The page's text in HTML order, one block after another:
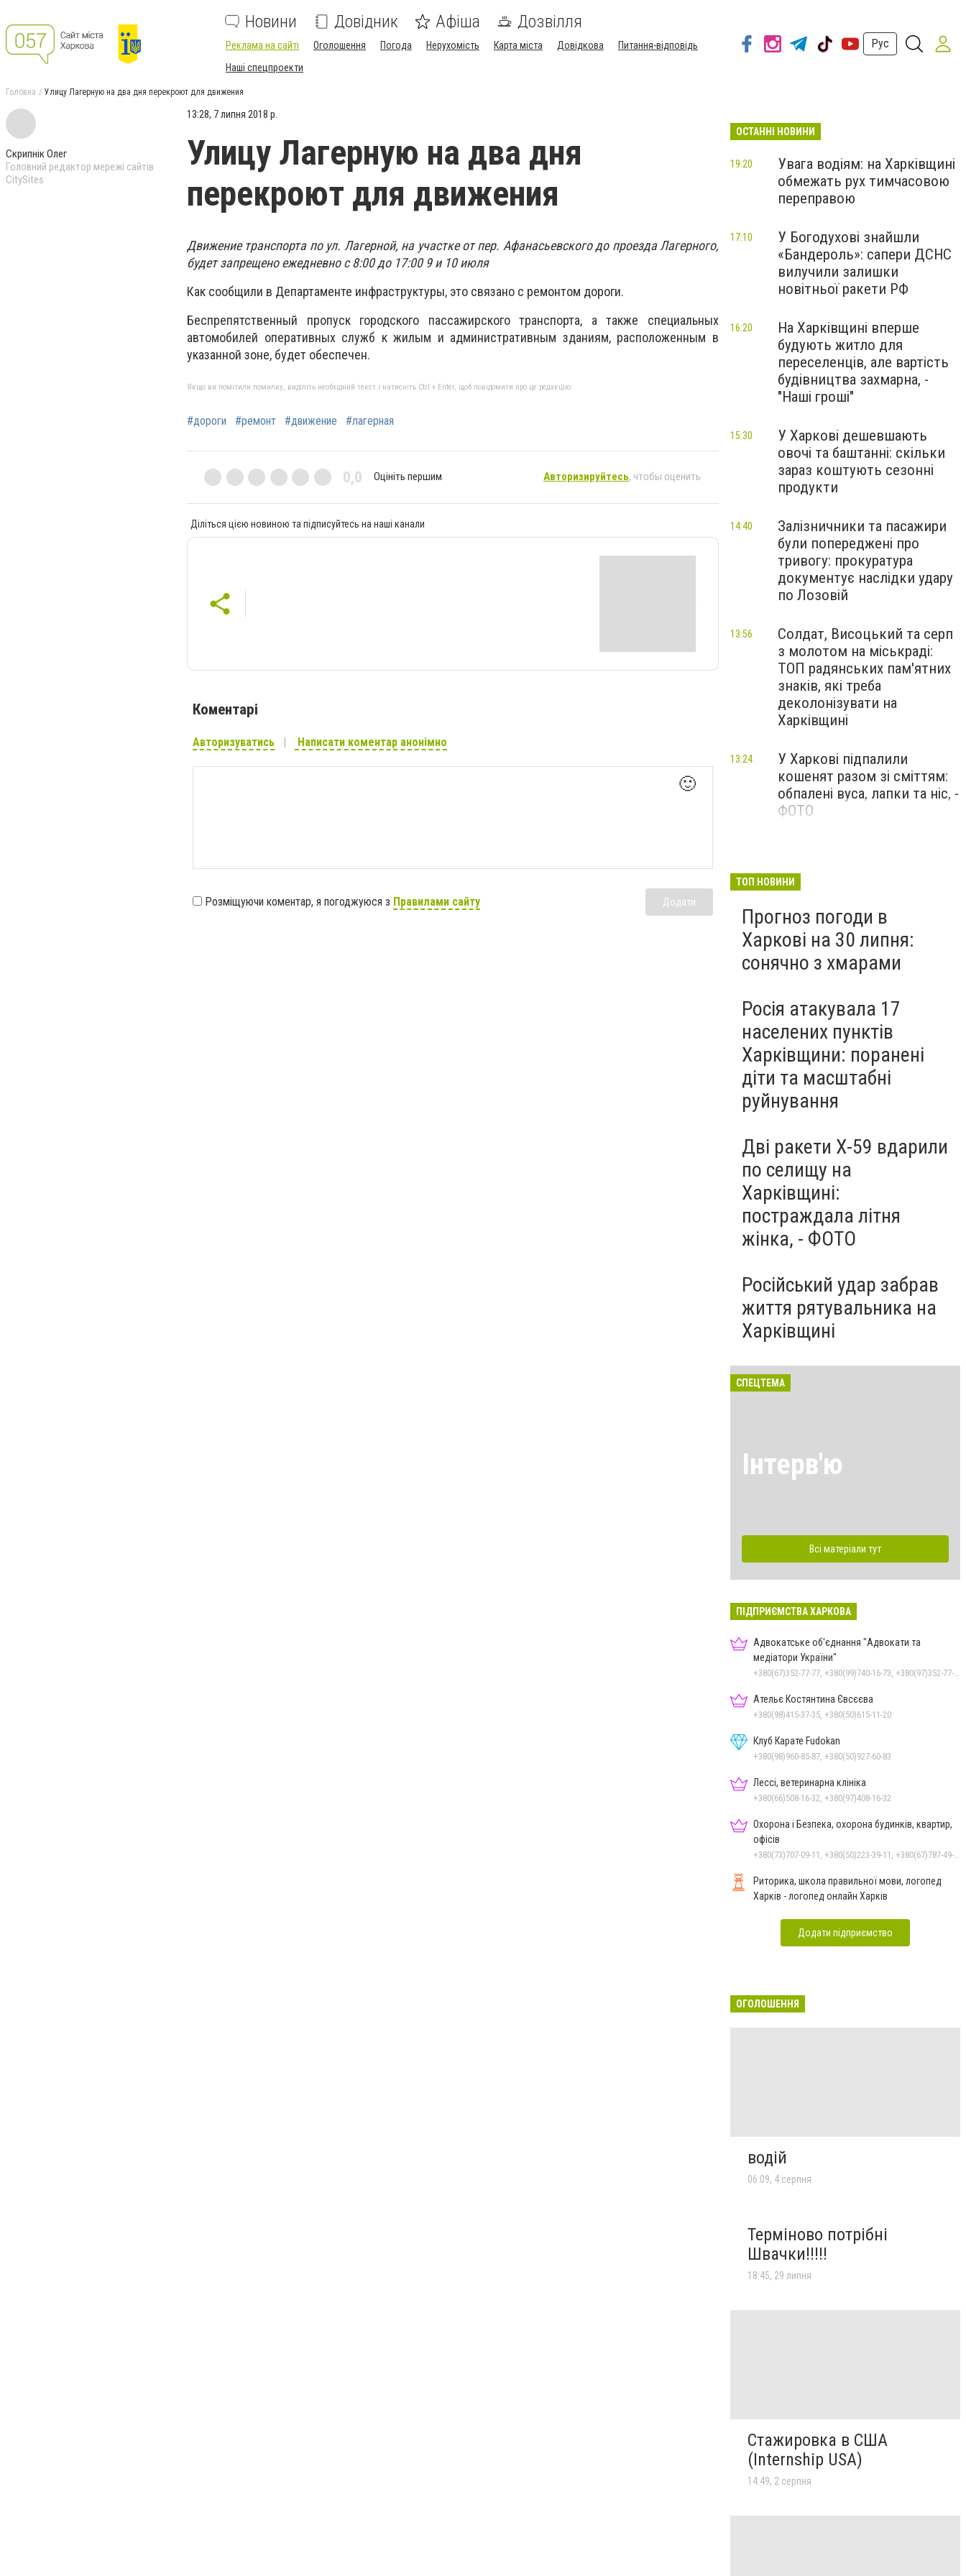
Новини Довідник Афіша Дозвілля
Реклама на сайті Оголошення Погода Нерухомість Карта міста Довідкова
Питання-відповідь
Наші спецпроекти
Рус
Головна Улицу Лагерную на два дня перекроют для движения
Скрипнік Олег
Головний редактор мережі сайтів
CitySites
13:28, 7 липня 2018 р.
Улицу Лагерную на два дня
перекроют для движения
Движение транспорта по ул. Лагерной, на участке от пер. Афанасьевского до проезда Лагерного,
будет запрещено ежедневно с 8:00 до 17:00 9 и 10 июля
Как сообщили в Департаменте инфраструктуры, это связано с ремонтом дороги.
Беспрепятственный пропуск городского пассажирского транспорта, а также специальных
автомобилей оперативных служб к жилым и административным зданиям, расположенным в
указанной зоне, будет обеспечен.
Якщо ви помітили помилку, виділіть необхідний текст і натисніть Ctrl + Enter, щоб повідомити про це редакцію
#дороги #ремонт #движение #лагерная
0,0 Оцініть першим Авторизируйтесь, чтобы оценить
Діліться цією новиною та підписуйтесь на наші канали
Коментарі
Авторизуватись Написати коментар анонімно
🙂
Розміщуючи коментар, я погоджуюся з Правилами сайту Додати
ОСТАННІ НОВИНИ
Увага водіям: на Харківщині
обмежать рух тимчасовою
переправою
19:20
У Богодухові знайшли
«Бандероль»: сапери ДСНС
вилучили залишки
новітньої ракети РФ
17:10
На Харківщині вперше
будують житло для
переселенців, але вартість
будівництва захмарна, -
"Наші гроші"
16:20
У Харкові дешевшають
овочі та баштанні: скільки
зараз коштують сезонні
продукти
15:30
Залізничники та пасажири
були попереджені про
тривогу: прокуратура
документує наслідки удару
по Лозовій
14:40
Солдат, Висоцький та серп
з молотом на міськраді:
ТОП радянських пам'ятних
знаків, які треба
деколонізувати на
Харківщині
13:56
У Харкові підпалили
кошенят разом зі сміттям:
обпалені вуса, лапки та ніс, -
ФОТО
13:24
схему торгівлі впливом
ТОП НОВИНИ
Прогноз погоди в
Харкові на 30 липня:
сонячно з хмарами
Росія атакувала 17
населених пунктів
Харківщини: поранені
діти та масштабні
руйнування
Дві ракети Х-59 вдарили
по селищу на
Харківщині:
постраждала літня
жінка, - ФОТО
Російський удар забрав
життя рятувальника на
Харківщині
СПЕЦТЕМА
Інтерв'ю
Всі матеріали тут
ПІДПРИЄМСТВА ХАРКОВА
Адвокатське об'єднання "Адвокати та
медіатори України"
Ательє Костянтина Євсєєва
+380(98)415-37-35, +380(50)615-11-20
Клуб Карате Fudokan
+380(98)960-85-87, +380(50)927-60-83
Лессі, ветеринарна клініка
+380(66)508-16-32, +380(97)408-16-32
Охорона і Безпека, охорона будинків, квартир,
офісів
Риторика, школа правильної мови, логопед
Харків - логопед онлайн Харків
Додати підприємство
ОГОЛОШЕННЯ
водій
06:09, 4 серпня
Терміново потрібні
Швачки!!!!!
18:45, 29 липня
Стажировка в США
(Internship USA)
14:49, 2 серпня